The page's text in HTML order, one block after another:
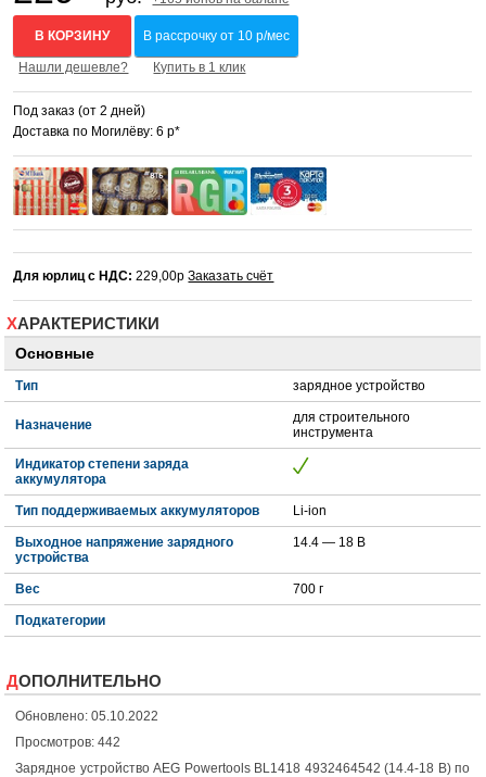
В КОРЗИНУ В рассрочку от 10 р/мес
Нашли дешевле? Купить в 1 клик
Под заказ (от 2 дней)
Доставка по Могилёву: 6 р*
Для юрлиц с НДС: 229,00рЗаказать счёт
ХАРАКТЕРИСТИКИ
Основные
Тип зарядное устройство
Назначение
для строительного
инструмента
Индикатор степени заряда
аккумулятора
Тип поддерживаемых аккумуляторов Li-ion
Выходное напряжение зарядного
устройства
14.4 — 18 В
Вес 700 г
Подкатегории
ДОПОЛНИТЕЛЬНО
Обновлено: 05.10.2022
Просмотров: 442
Зарядное устройство AEG Powertools BL1418 4932464542 (14.4-18 В) по